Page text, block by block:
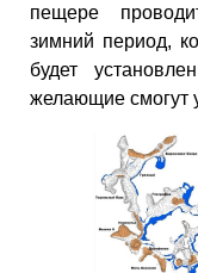
пещере
зимний период,
будет
желающие смогут